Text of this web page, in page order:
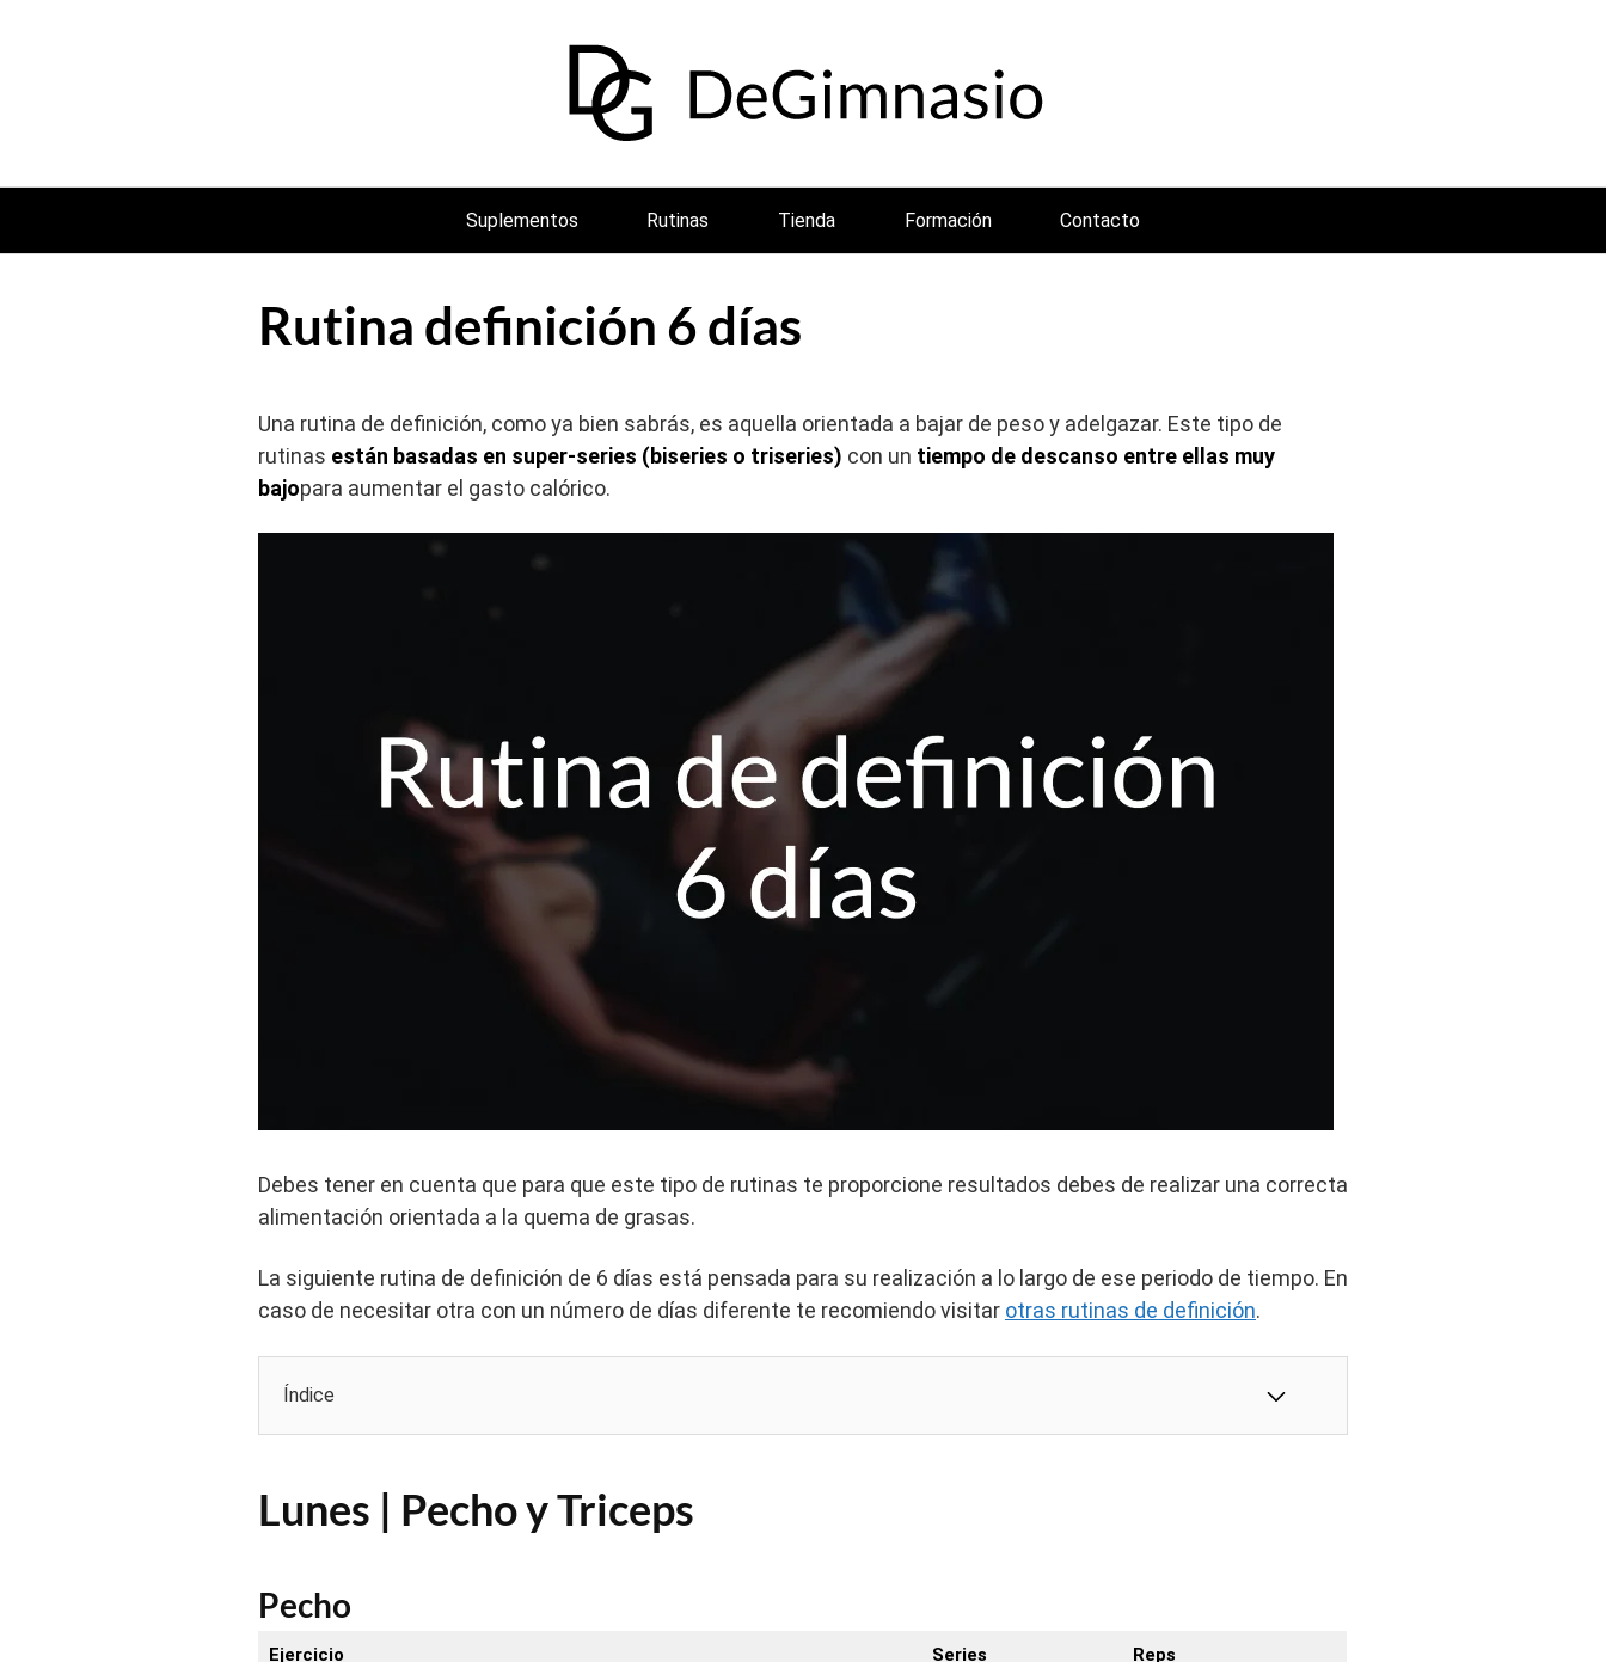
Suplementos Rutinas Tienda Formación Contacto
Rutina definición 6 días
Una rutina de definición, como ya bien sabrás, es aquella orientada a bajar de peso y adelgazar. Este tipo de
rutinas están basadas en super-series (biseries o triseries) con un tiempo de descanso entre ellas muy
bajopara aumentar el gasto calórico.
Debes tener en cuenta que para que este tipo de rutinas te proporcione resultados debes de realizar una correcta
alimentación orientada a la quema de grasas.
La siguiente rutina de definición de 6 días está pensada para su realización a lo largo de ese periodo de tiempo. En
caso de necesitar otra con un número de días diferente te recomiendo visitar otras rutinas de definición.
Índice
Lunes | Pecho y Triceps
Pecho
Ejercicio Series Reps